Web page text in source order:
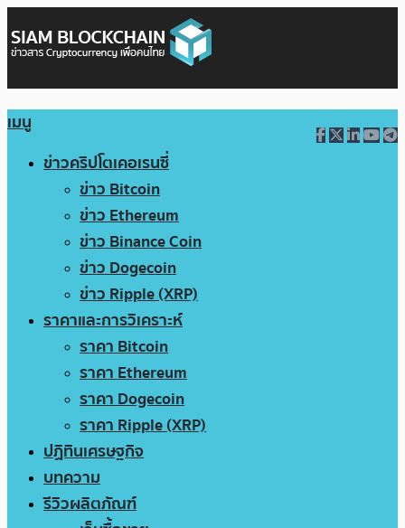
เมนู
ข่าวคริปโตเคอเรนซี่
ข่าว Bitcoin
ข่าว Ethereum
ข่าว Binance Coin
ข่าว Dogecoin
ข่าว Ripple (XRP)
ราคาและการวิเคราะห์
ราคา Bitcoin
ราคา Ethereum
ราคา Dogecoin
ราคา Ripple (XRP)
ปฏิทินเศรษฐกิจ
บทความ
รีวิวผลิตภัณฑ์